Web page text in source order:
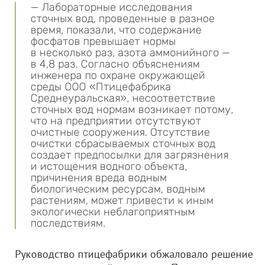
— Лабораторные исследования
сточных вод, проведенные в разное
время, показали, что содержание
фосфатов превышает нормы
в несколько раз, азота аммонийного —
в 4,8 раз. Согласно объяснениям
инженера по охране окружающей
среды ООО «Птицефабрика
Среднеуральская», несоответствие
сточных вод нормам возникает потому,
что на предприятии отсутствуют
очистные сооружения. Отсутствие
очистки сбрасываемых сточных вод
создает предпосылки для загрязнения
и истощения водного объекта,
причинения вреда водным
биологическим ресурсам, водным
растениям, может привести к иным
экологически неблагоприятным
последствиям.
Руководство птицефабрики обжаловало решение